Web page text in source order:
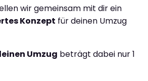
wir gemeinsam mit dir ein
Konzept für deinen Umzug
Umzug beträgt dabei nur 1